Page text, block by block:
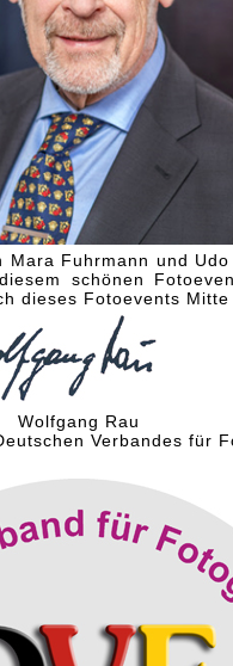
Mara Fuhrmann und
schönen
dieses Fotoevents Mitte
Wolfgang Rau
Verbandes für